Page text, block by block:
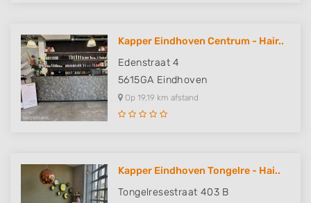
Kapper Eindhoven Centrum - Hair..
Edenstraat 4
5615GA Eindhoven
Op 19,19 km afstand
Kapper Eindhoven Tongelre - Hai..
Tongelresestraat 403 B
Measure content performance
Understand audiences through statistics
or combinations of data from different
sources
Develop and improve services
IAB Special Features:
Use precise geolocation data